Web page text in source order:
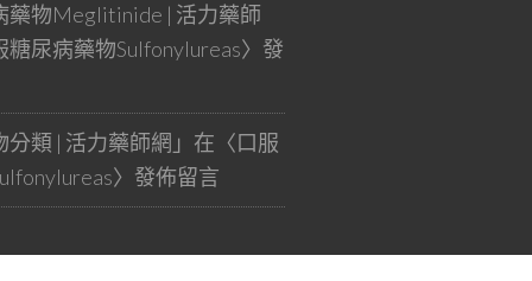
藥物Meglitinide | 活力藥師
糖尿病藥物Sulfonylureas〉發
分類 | 活力藥師網 」在〈口服
〉發佈留言